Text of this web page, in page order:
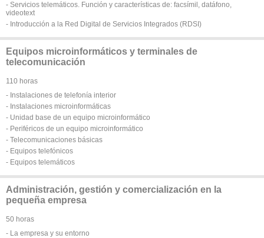
- Servicios telemáticos. Función y características de: facsímil, datáfono,
videotext
- Introducción a la Red Digital de Servicios Integrados (RDSI)
Equipos microinformáticos y terminales de
telecomunicación
110 horas
- Instalaciones de telefonía interior
- Instalaciones microinformáticas
- Unidad base de un equipo microinformático
- Periféricos de un equipo microinformático
- Telecomunicaciones básicas
- Equipos telefónicos
- Equipos telemáticos
Administración, gestión y comercialización en la
pequeña empresa
50 horas
- La empresa y su entorno